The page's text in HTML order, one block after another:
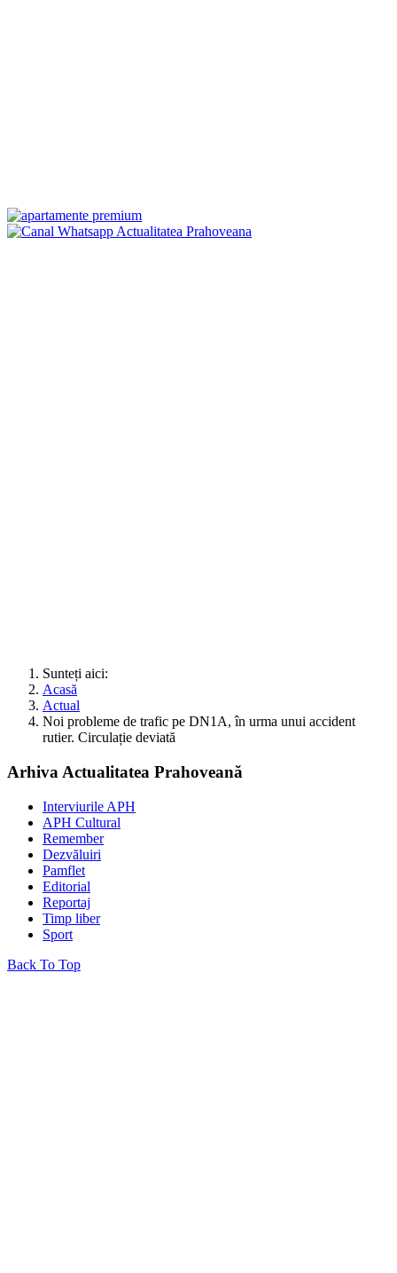
Sunteți aici:
Acasă
Actual
Noi probleme de trafic pe DN1A, în urma unui accident
rutier. Circulație deviată
Arhiva Actualitatea Prahoveană
Interviurile APH
APH Cultural
Remember
Dezvăluiri
Pamflet
Editorial
Reportaj
Timp liber
Sport
Back To Top